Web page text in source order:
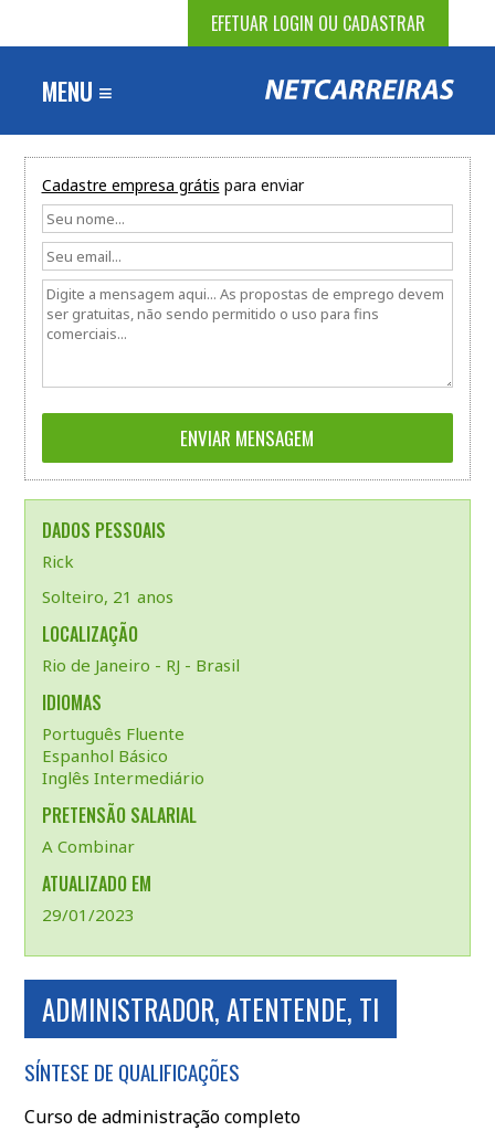
EFETUAR LOGIN OU CADASTRAR
MENU ≡
Cadastre empresa grátis para enviar
DADOS PESSOAIS
Rick
Solteiro, 21 anos
LOCALIZAÇÃO
Rio de Janeiro - RJ - Brasil
IDIOMAS
Português Fluente
Espanhol Básico
Inglês Intermediário
PRETENSÃO SALARIAL
A Combinar
ATUALIZADO EM
29/01/2023
ADMINISTRADOR, ATENTENDE, TI
SÍNTESE DE QUALIFICAÇÕES
Curso de administração completo